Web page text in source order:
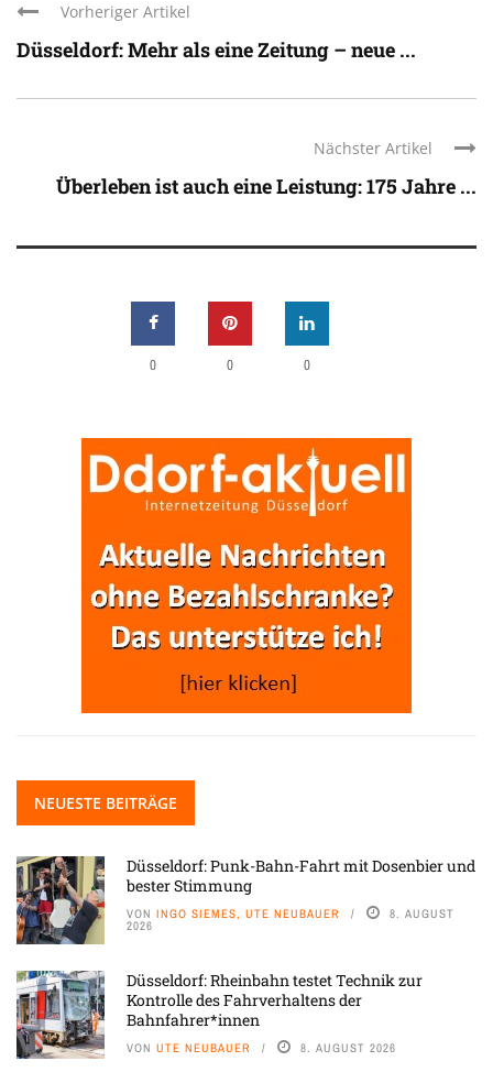
Vorheriger Artikel
Düsseldorf: Mehr als eine Zeitung – neue ...
Nächster Artikel
Überleben ist auch eine Leistung: 175 Jahre ...
0 0 0
NEUESTE BEITRÄGE
Düsseldorf: Punk-Bahn-Fahrt mit Dosenbier und
bester Stimmung
VON INGO SIEMES, UTE NEUBAUER 8. AUGUST
2026
Düsseldorf: Rheinbahn testet Technik zur
Kontrolle des Fahrverhaltens der
Bahnfahrer*innen
VON UTE NEUBAUER 8. AUGUST 2026